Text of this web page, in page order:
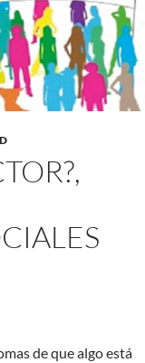
de que algo está